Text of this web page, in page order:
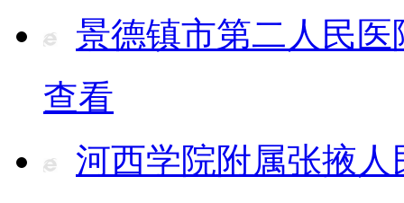
景德镇市第二人民医
查看
河西学院附属张掖人